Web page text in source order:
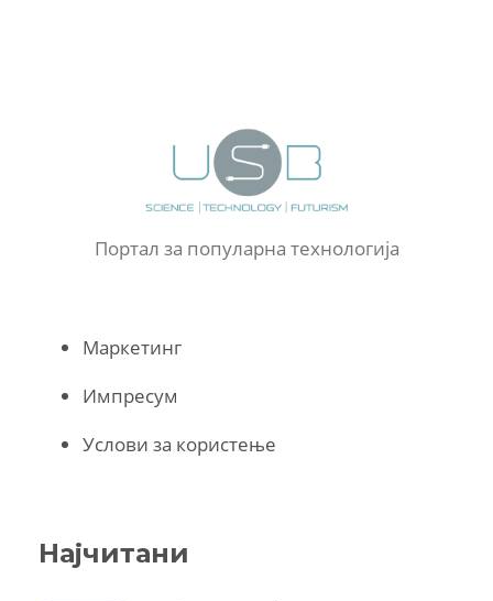
Портал за популарна технологија
Маркетинг
Импресум
Услови за користење
Најчитани